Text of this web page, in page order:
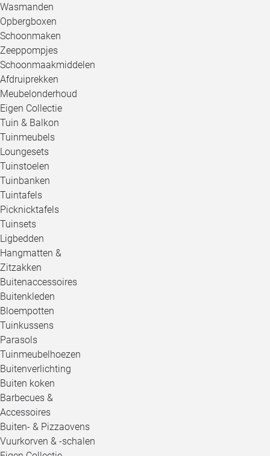
Wasmanden
Opbergboxen
Schoonmaken
Zeeppompjes
Schoonmaakmiddelen
Afdruiprekken
Meubelonderhoud
Eigen Collectie
Tuin & Balkon
Tuinmeubels
Loungesets
Tuinstoelen
Tuinbanken
Tuintafels
Picknicktafels
Tuinsets
Ligbedden
Hangmatten &
Zitzakken
Buitenaccessoires
Buitenkleden
Bloempotten
Tuinkussens
Parasols
Tuinmeubelhoezen
Buitenverlichting
Buiten koken
Barbecues &
Accessoires
Buiten- & Pizzaovens
Vuurkorven & -schalen